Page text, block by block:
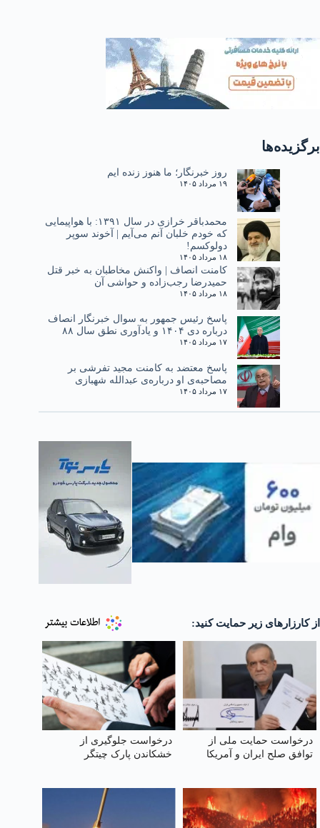
برگزیده‌ها
روز خبرنگار؛ ما هنوز زنده ایم
۱۹ مرداد ۱۴۰۵
محمدباقر خرازی در سال ۱۳۹۱: با هواپیمایی
که خودم خلبان آنم می‌آیم | آخوند سوپر
دولوکسم!
۱۸ مرداد ۱۴۰۵
کامنت انصاف | واکنش مخاطبان به خبر قتل
حمیدرضا رجب‌زاده و حواشی آن
۱۸ مرداد ۱۴۰۵
پاسخ رئیس جمهور به سوال خبرنگار انصاف
درباره دی ۱۴۰۴ و یادآوری نطق سال ۸۸
۱۷ مرداد ۱۴۰۵
پاسخ معتضد به کامنت مجید تفرشی بر
مصاحبه‌ی او درباره‌ی عبدالله شهبازی
۱۷ مرداد ۱۴۰۵
از کارزارهای زیر حمایت کنید:
درخواست حمایت ملی از
توافق صلح ایران و آمریکا
درخواست جلوگیری از
خشکاندن پارک چیتگر